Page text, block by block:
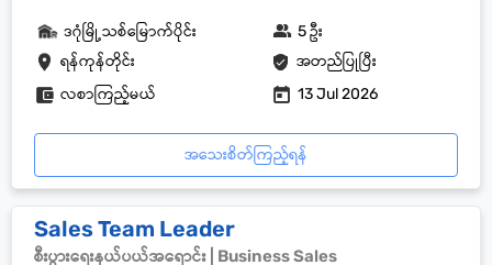
ရန်ကုန်တိုင်း အတည်ပြုပြီး
ဒဂုံမြို့သစ်မြောက်ပိုင်း 5 ဦး
လစာကြည့်မယ် 13 Jul 2026
အသေးစိတ်ကြည့်ရန်
Sales Team Leader
စီးပွားရေးနယ်ပယ်အရောင်း | Business Sales